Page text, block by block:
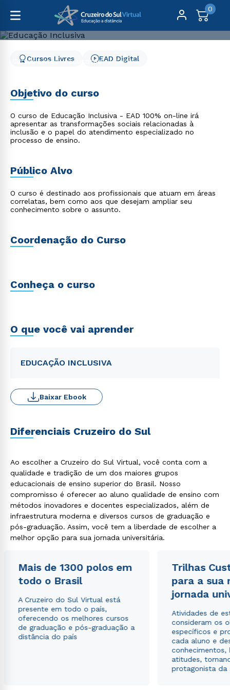
0
Cursos Livres Educação Educação Inclusiva
Cursos Livres EAD Digital
Objetivo do curso
O curso de Educação Inclusiva - EAD 100% on-line irá
apresentar as transformações sociais relacionadas à
inclusão e o papel do atendimento especializado no
processo de ensino.
Público Alvo
O curso é destinado aos profissionais que atuam em áreas
correlatas, bem como aos que desejam ampliar seu
conhecimento sobre o assunto.
Coordenação do Curso
Conheça o curso
O que você vai aprender
EDUCAÇÃO INCLUSIVA
Baixar Ebook
Diferenciais Cruzeiro do Sul
Ao escolher a Cruzeiro do Sul Virtual, você conta com a
qualidade e tradição de um dos maiores grupos
educacionais de ensino superior do Brasil. Nosso
compromisso é oferecer ao aluno qualidade de ensino com
métodos inovadores e docentes especializados, além de
infraestrutura moderna e diversos cursos de graduação e
pós-graduação. Assim, você tem a liberdade de escolher a
melhor opção para sua jornada universitária.
Mais de 1300 polos em
todo o Brasil
A Cruzeiro do Sul Virtual está
presente em todo o país,
oferecendo os melhores cursos
de graduação e pós-graduação a
distância do país
Trilhas
para a sua
jornada
Atividades de
consideram os
específicos e
cada aluno e
conhecimentos,
atitudes,
protagonista da